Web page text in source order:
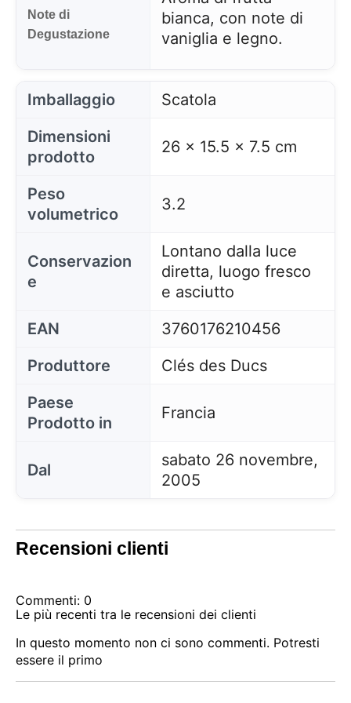
Note di
Degustazione
bianca, con note di
vaniglia e legno.
Imballaggio
Scatola
Dimensioni
prodotto
26 x 15.5 x 7.5 cm
Peso
volumetrico
3.2
Conservazion
e
Lontano dalla luce
diretta, luogo fresco
e asciutto
EAN
3760176210456
Produttore
Clés des Ducs
Paese
Prodotto in
Francia
Dal
sabato 26 novembre,
2005
Recensioni clienti
Commenti: 0
Le più recenti tra le recensioni dei clienti
In questo momento non ci sono commenti. Potresti
essere il primo
Questo sito utilizza i cookie
Il nostro sito utilizza cookie che possono leggere,
memorizzare e scrivere informazioni sul tuo browser